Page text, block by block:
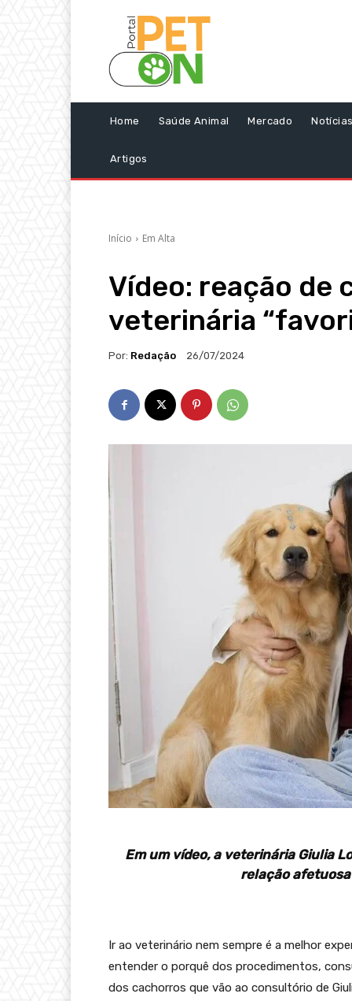
Home Saúde Animal Mercado
Artigos
Início Em Alta
Vídeo: reação de
veterinária
Por: Redação 26/07/2024
Em um vídeo, a veterinária Giulia
relação
Ir ao veterinário nem sempre é a melhor
entender o porquê dos procedimentos,
dos cachorros que vão ao consultório de